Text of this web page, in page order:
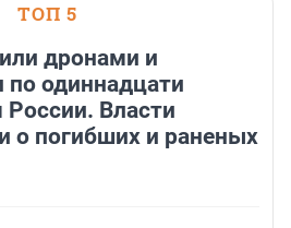
ТОП 5
дронами и
по одиннадцати
России. Власти
о погибших и раненых